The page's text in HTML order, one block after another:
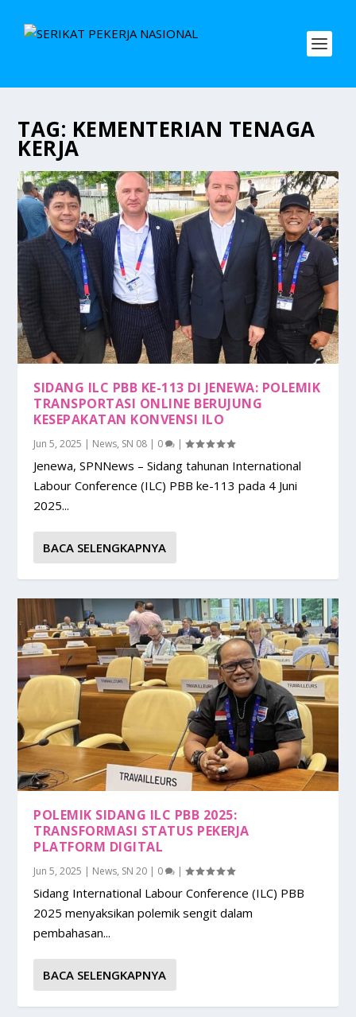
TAG: KEMENTERIAN TENAGA
KERJA
SIDANG ILC PBB KE-113 DI JENEWA: POLEMIK
TRANSPORTASI ONLINE BERUJUNG
KESEPAKATAN KONVENSI ILO
Jun 5, 2025 | News, SN 08 | 0 |
Jenewa, SPNNews – Sidang tahunan International
Labour Conference (ILC) PBB ke-113 pada 4 Juni
2025...
BACA SELENGKAPNYA
POLEMIK SIDANG ILC PBB 2025:
TRANSFORMASI STATUS PEKERJA
PLATFORM DIGITAL
Jun 5, 2025 | News, SN 20 | 0 |
Sidang International Labour Conference (ILC) PBB
2025 menyaksikan polemik sengit dalam
pembahasan...
BACA SELENGKAPNYA